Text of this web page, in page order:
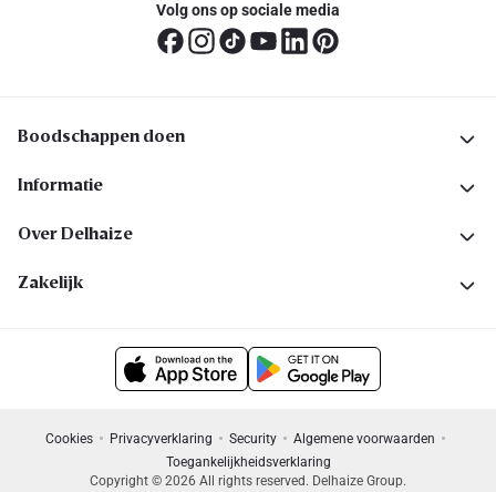
Volg ons op sociale media
Boodschappen doen
Informatie
Over Delhaize
Zakelijk
Cookies Privacyverklaring Security
Algemene voorwaarden
Toegankelijkheidsverklaring
Copyright © 2026 All rights reserved. Delhaize Group.